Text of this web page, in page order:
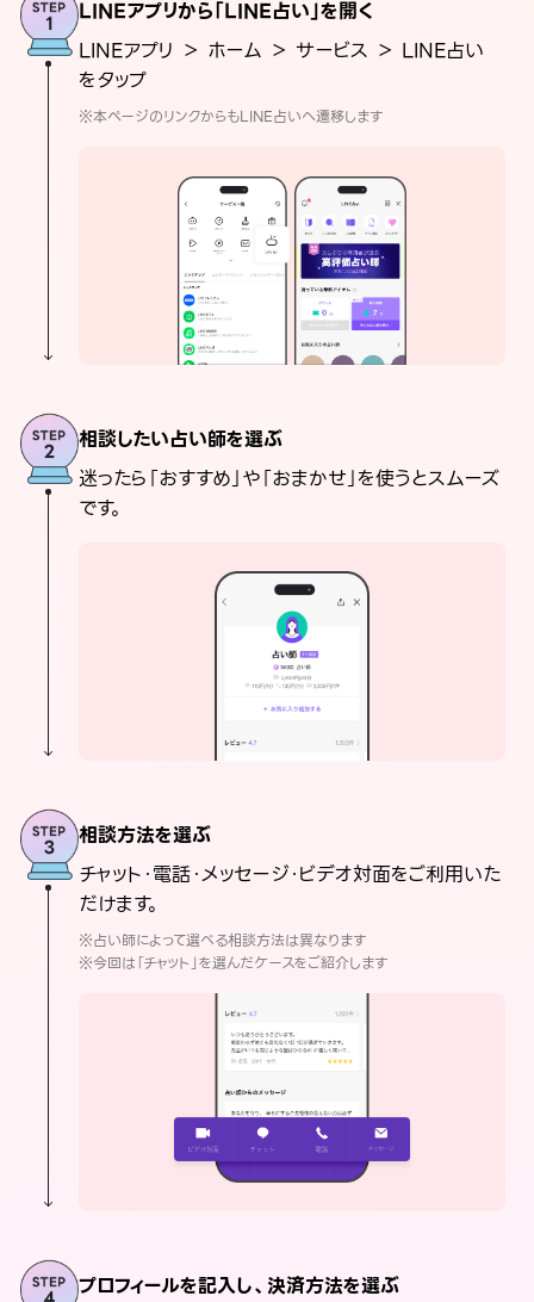
LINEアプリから「LINE占い」を開く
LINEアプリ ＞ ホーム ＞ サービス ＞ LINE占い
をタップ
※本ページのリンクからもLINE占いへ遷移します
相談したい占い師を選ぶ
迷ったら「おすすめ」や「おまかせ」を使うとスムーズ
です。
相談方法を選ぶ
チャット・電話・メッセージ・ビデオ対面をご利用いた
だけます。
※占い師によって選べる相談方法は異なります
※今回は「チャット」を選んだケースをご紹介します
プロフィールを記入し、決済方法を選ぶ